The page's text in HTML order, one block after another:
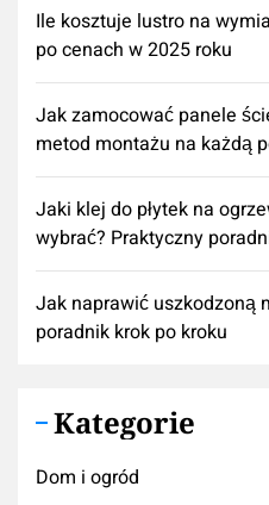
Ile kosztuje lustro na
po cenach w 2025 roku
Jak zamocować panele
metod montażu na każdą
Jaki klej do płytek na
wybrać? Praktyczny
Jak naprawić uszkodzoną
poradnik krok po kroku
Kategorie
Dom i ogród